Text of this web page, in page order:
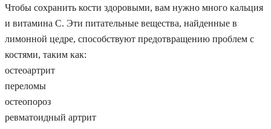
Чтобы сохранить кости здоровыми, вам нужно много кальция
и витамина С. Эти питательные вещества, найденные в
лимонной цедре, способствуют предотвращению проблем с
костями, таким как:
остеоартрит
переломы
остеопороз
ревматоидный артрит